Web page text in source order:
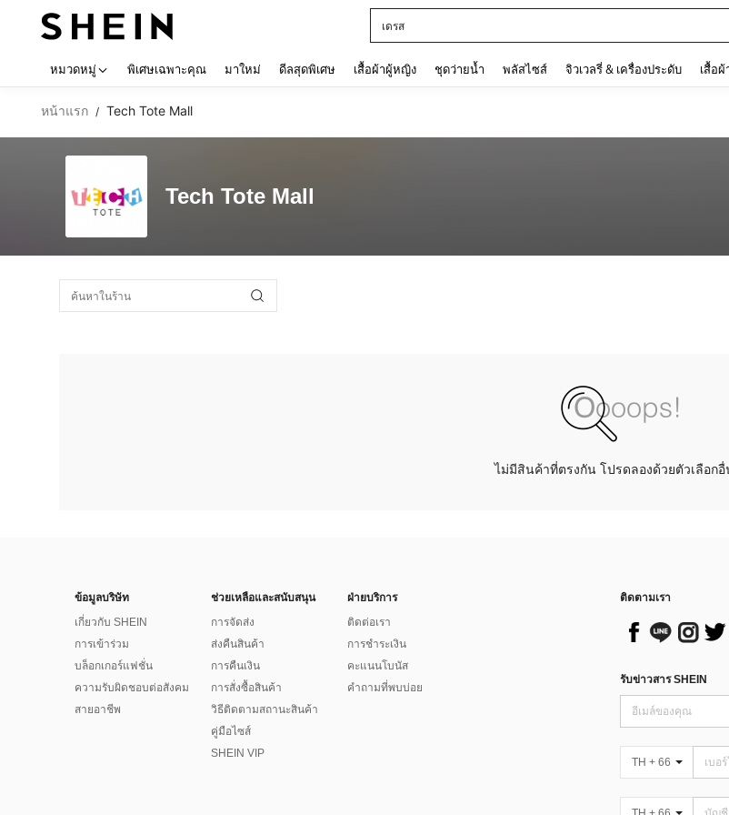
เดรส
หมวดหมู่ พิเศษเฉพาะคุณ มาใหม่ ดีลสุดพิเศษ เสื้อผ้าผู้หญิง ชุดว่ายน้ำ พลัสไซส์ จิวเวลรี่ & เครื่องประดับ เสื้อ
หน้าแรก / Tech Tote Mall
Tech Tote Mall
ไม่มีสินค้าที่ตรงกัน โปรดลองด้วยตัวเลือกอื่
ข้อมูลบริษัท
เกี่ยวกับ SHEIN
การเข้าร่วม
บล็อกเกอร์แฟชั่น
ความรับผิดชอบต่อสังคม
สายอาชีพ
ช่วยเหลือและสนับสนุน
การจัดส่ง
ส่งคืนสินค้า
การคืนเงิน
การสั่งซื้อสินค้า
วิธีติดตามสถานะสินค้า
คู่มือไซส์
SHEIN VIP
ฝ่ายบริการ
ติดต่อเรา
การชำระเงิน
คะแนนโบนัส
คำถามที่พบบ่อย
ติดตามเรา
รับข่าวสาร SHEIN
TH + 66